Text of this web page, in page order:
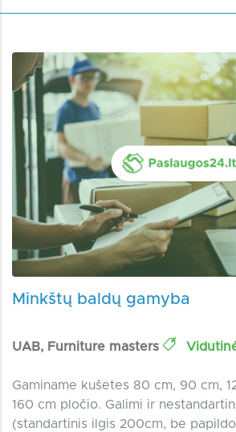
Minkštų baldų gamyba
UAB, Furniture masters
Gaminame kušetes 80 cm, 90 cm,
160 cm pločio. Galimi ir
(standartinis ilgis 200cm, be